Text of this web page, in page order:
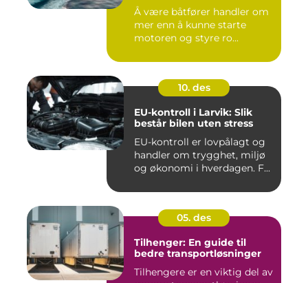
Å være båtfører handler om
mer enn å kunne starte
motoren og styre ro...
10. des
EU-kontroll i Larvik: Slik
består bilen uten stress
EU-kontroll er lovpålagt og
handler om trygghet, miljø
og økonomi i hverdagen. F...
05. des
Tilhenger: En guide til
bedre transportløsninger
Tilhengere er en viktig del av